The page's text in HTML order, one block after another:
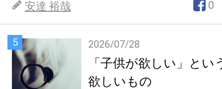
安達 裕哉 0
5 2026/07/28
「子供が欲しい」とい
欲しいもの